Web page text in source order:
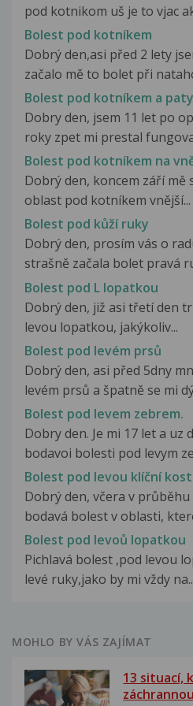
pod kotnikom uš je to vjac
Bolest pod kotníkem
Dobrý den,asi před 2 lety
začalo mě to bolet při
Bolest pod kotníkem a paty
Dobry den, jsem 11 let po
roky zpet mi prestal
Bolest pod kotníkem na
Dobrý den, koncem září mě
oblast pod kotníkem vnější...
Bolest pod kůží ruky
Dobrý den, prosím vás o
strašně začala bolet pravá
Bolest pod L lopatkou
Dobrý den, již asi třetí den
levou lopatkou, jakýkoliv...
Bolest pod levém prsů
Dobrý den, asi před 5dny
levém prsů a špatně se mi
Bolest pod levem zebrem.
Dobry den. Je mi 17 let a uz
bodavoi bolesti pod levym
Bolest pod levou klíční
Dobrý den, včera v
bodavá bolest v oblasti,
Bolest pod levoů lopatkou
Pichlavá bolest ,pod levou
levé ruky,jako by mi vždy
MOHLO BY VÁS ZAJÍMAT
13 situací,